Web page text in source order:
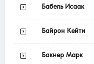
Бабель Исаак
Байрон Кейти
Бакнер Марк